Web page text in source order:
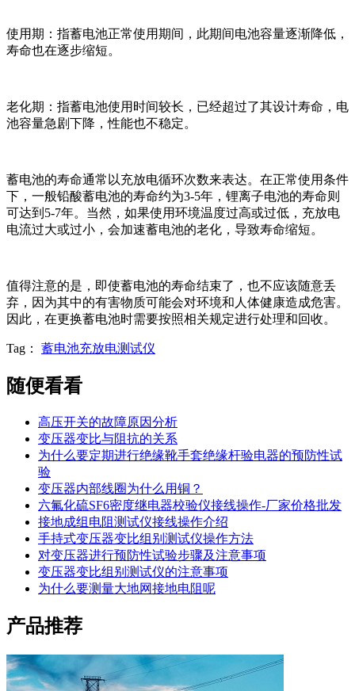
使用期：指蓄电池正常使用期间，此期间电池容量逐渐降低，
寿命也在逐步缩短。
老化期：指蓄电池使用时间较长，已经超过了其设计寿命，电
池容量急剧下降，性能也不稳定。
蓄电池的寿命通常以充放电循环次数来表达。在正常使用条件
下，一般铅酸蓄电池的寿命约为3-5年，锂离子电池的寿命则
可达到5-7年。当然，如果使用环境温度过高或过低，充放电
电流过大或过小，会加速蓄电池的老化，导致寿命缩短。
值得注意的是，即使蓄电池的寿命结束了，也不应该随意丢
弃，因为其中的有害物质可能会对环境和人体健康造成危害。
因此，在更换蓄电池时需要按照相关规定进行处理和回收。
Tag： 蓄电池充放电测试仪
随便看看
高压开关的故障原因分析
变压器变比与阻抗的关系
为什么要定期进行绝缘靴手套绝缘杆验电器的预防性试
验
变压器内部线圈为什么用铜？
六氟化硫SF6密度继电器校验仪接线操作-厂家价格批发
接地成组电阻测试仪接线操作介绍
手持式变压器变比组别测试仪操作方法
对变压器进行预防性试验步骤及注意事项
变压器变比组别测试仪的注意事项
为什么要测量大地网接地电阻呢
产品推荐